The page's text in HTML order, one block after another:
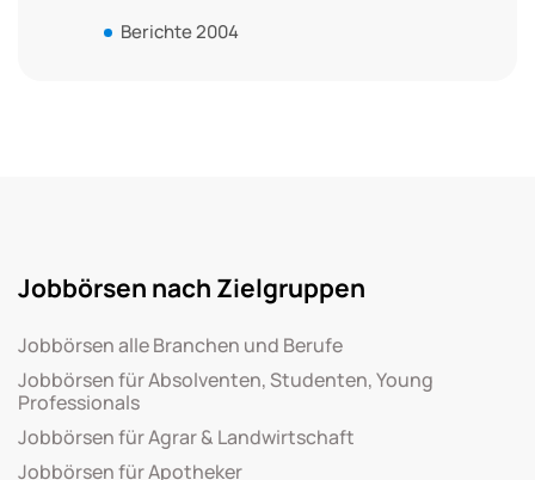
Berichte 2004
Jobbörsen nach Zielgruppen
Jobbörsen alle Branchen und Berufe
Jobbörsen für Absolventen, Studenten, Young
Professionals
Jobbörsen für Agrar & Landwirtschaft
Jobbörsen für Apotheker